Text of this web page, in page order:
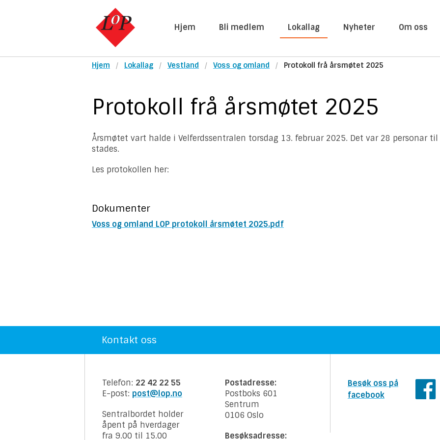
Hjem Bli medlem Lokallag Nyheter Om oss
Hjem Lokallag Vestland Voss og omland Protokoll frå årsmøtet 2025
Protokoll frå årsmøtet 2025
Årsmøtet vart halde i Velferdssentralen torsdag 13. februar 2025. Det var 28 personar til
stades.
Les protokollen her:
Dokumenter
Voss og omland LOP protokoll årsmøtet 2025.pdf
Kontakt oss
Telefon: 22 42 22 55
E-post: post@lop.no
Sentralbordet holder
åpent på hverdager
fra 9.00 til 15.00
Postadresse:
Postboks 601
Sentrum
0106 Oslo
Besøksadresse:
Besøk oss på
facebook